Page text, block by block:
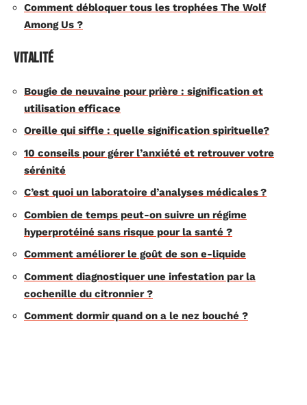
Comment débloquer tous les trophées The Wolf
Among Us ?
Vitalité
Bougie de neuvaine pour prière : signification et
utilisation efficace
Oreille qui siffle : quelle signification spirituelle?
10 conseils pour gérer l’anxiété et retrouver votre
sérénité
C’est quoi un laboratoire d’analyses médicales ?
Combien de temps peut-on suivre un régime
hyperprotéiné sans risque pour la santé ?
Comment améliorer le goût de son e-liquide
Comment diagnostiquer une infestation par la
cochenille du citronnier ?
Comment dormir quand on a le nez bouché ?